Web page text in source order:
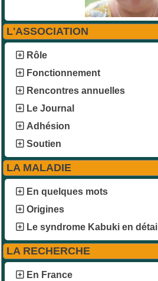
L'ASSOCIATION
Rôle
Fonctionnement
Rencontres annuelles
Le Journal
Adhésion
Soutien
LA MALADIE
En quelques mots
Origines
Le syndrome Kabuki en détail
LA RECHERCHE
En France